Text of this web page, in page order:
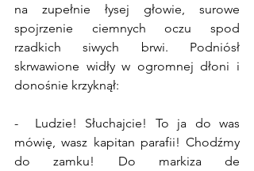
na zupełnie łysej głowie, surowe
spojrzenie ciemnych oczu spod
rzadkich siwych brwi. Podniósł
skrwawione widły w ogromnej dłoni i
donośnie krzyknął:
-  Ludzie! Słuchajcie! To ja do was
mówię, wasz kapitan parafii! Chodźmy
do zamku! Do markiza de